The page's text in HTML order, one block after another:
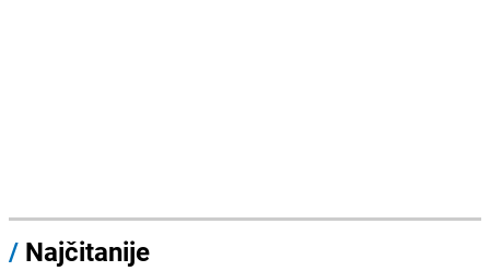
/ Najčitanije